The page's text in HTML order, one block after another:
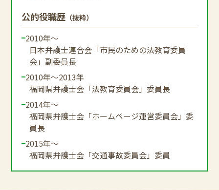
公的役職歴 （抜粋）
2010年～
日本弁護士連合会「市民のための法教育委員
会」副委員長
2010年～2013年
福岡県弁護士会「法教育委員会」委員長
2014年～
福岡県弁護士会「ホームページ運営委員会」委
員長
2015年～
福岡県弁護士会「交通事故委員会」委員